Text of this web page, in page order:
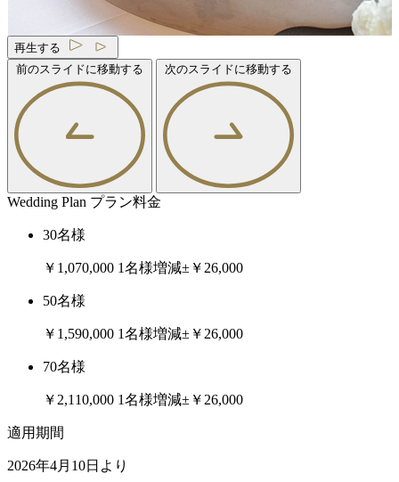
再生する
前のスライドに移動する
次のスライドに移動する
Wedding Plan プラン料金
30名様
￥1,070,000 1名様増減±￥26,000
50名様
￥1,590,000 1名様増減±￥26,000
70名様
￥2,110,000 1名様増減±￥26,000
適用期間
2026年4月10日より